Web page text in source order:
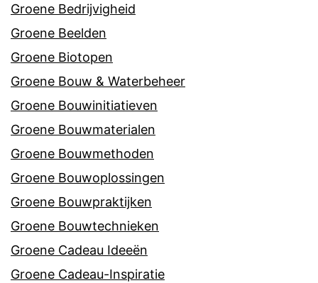
Groene Bedrijvigheid
Groene Beelden
Groene Biotopen
Groene Bouw & Waterbeheer
Groene Bouwinitiatieven
Groene Bouwmaterialen
Groene Bouwmethoden
Groene Bouwoplossingen
Groene Bouwpraktijken
Groene Bouwtechnieken
Groene Cadeau Ideeën
Groene Cadeau-Inspiratie